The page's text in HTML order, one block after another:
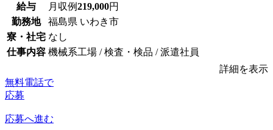
給与 月収例219,000円
勤務地
福島県 いわき市
寮・社宅 なし
仕事内容 機械系工場 / 検査・検品 / 派遣社員
詳細を表示
無料電話で
応募
応募へ進む